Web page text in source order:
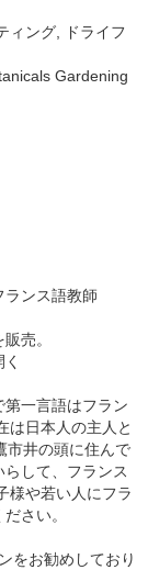
ィング, ドライフ
Gardening
ンス語教師
売。
一言語はフラン
は日本人の主人と
市井の頭に住んで
して、フランス
様や若い人にフラ
さい。
をお勧めしており